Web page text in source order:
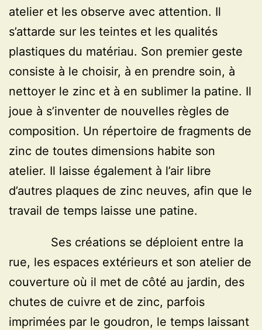
atelier et les observe avec attention. Il
s’attarde sur les teintes et les qualités
plastiques du matériau. Son premier geste
consiste à le choisir, à en prendre soin, à
nettoyer le zinc et à en sublimer la patine. Il
joue à s’inventer de nouvelles règles de
composition. Un répertoire de fragments de
zinc de toutes dimensions habite son
atelier. Il laisse également à l’air libre
d’autres plaques de zinc neuves, afin que le
travail de temps laisse une patine.
Ses créations se déploient entre la
rue, les espaces extérieurs et son atelier de
couverture où il met de côté au jardin, des
chutes de cuivre et de zinc, parfois
imprimées par le goudron, le temps laissant